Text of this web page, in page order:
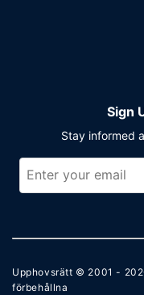
Sign
Stay informed
Upphovsrätt © 2001 -
förbehållna